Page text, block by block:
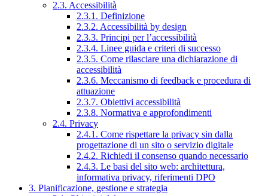
2.3. Accessibilità
2.3.1. Definizione
2.3.2. Accessibilità by design
2.3.3. Principi per l’accessibilità
2.3.4. Linee guida e criteri di successo
2.3.5. Come rilasciare una dichiarazione di
accessibilità
2.3.6. Meccanismo di feedback e procedura di
attuazione
2.3.7. Obiettivi accessibilità
2.3.8. Normativa e approfondimenti
2.4. Privacy
2.4.1. Come rispettare la privacy sin dalla
progettazione di un sito o servizio digitale
2.4.2. Richiedi il consenso quando necessario
2.4.3. Le basi del sito web: architettura,
informativa privacy, riferimenti DPO
3. Pianificazione, gestione e strategia